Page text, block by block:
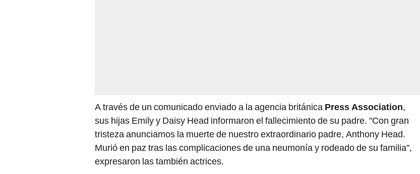
A través de un comunicado enviado a la agencia británica Press Association,
sus hijas Emily y Daisy Head informaron el fallecimiento de su padre. "Con gran
tristeza anunciamos la muerte de nuestro extraordinario padre, Anthony Head.
Murió en paz tras las complicaciones de una neumonía y rodeado de su familia",
expresaron las también actrices.